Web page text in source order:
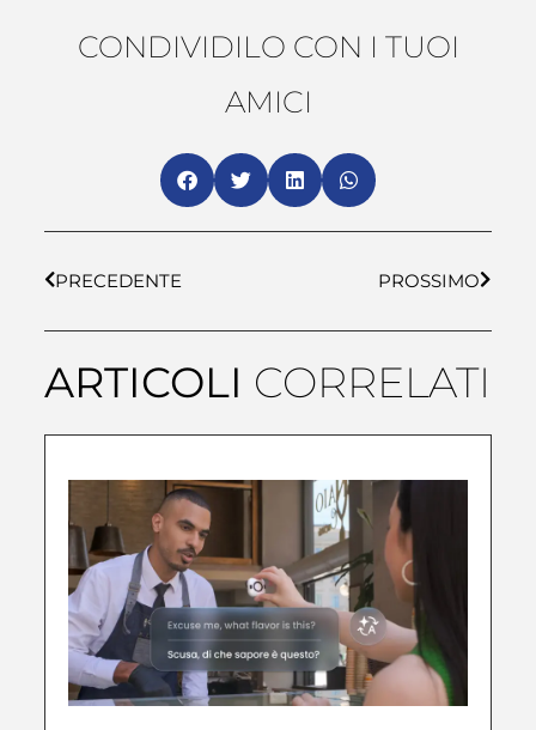
CONDIVIDILO CON I TUOI
AMICI
PRECEDENTE PROSSIMO
ARTICOLI CORRELATI